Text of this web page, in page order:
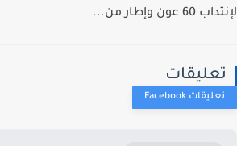
عون وإطار من...